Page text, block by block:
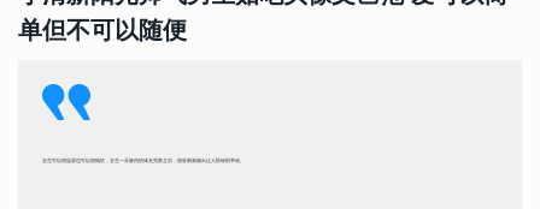
单但不可以随便
女生可以很温柔也可以很疯狂，女生一旦被伤的体无完肤之后，很容易就做出让人惊讶的举动。